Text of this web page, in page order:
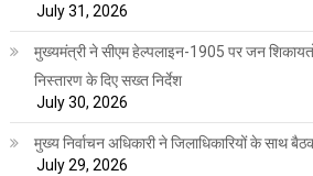
July 31, 2026
मुख्यमंत्री ने सीएम हेल्पलाइन-1905 पर जन
निस्तारण के दिए सख्त निर्देश
July 30, 2026
मुख्य निर्वाचन अधिकारी ने जिलाधिकारियों के साथ
July 29, 2026